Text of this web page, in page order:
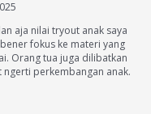
aja nilai tryout anak saya
fokus ke materi yang
Orang tua juga dilibatkan
perkembangan anak.